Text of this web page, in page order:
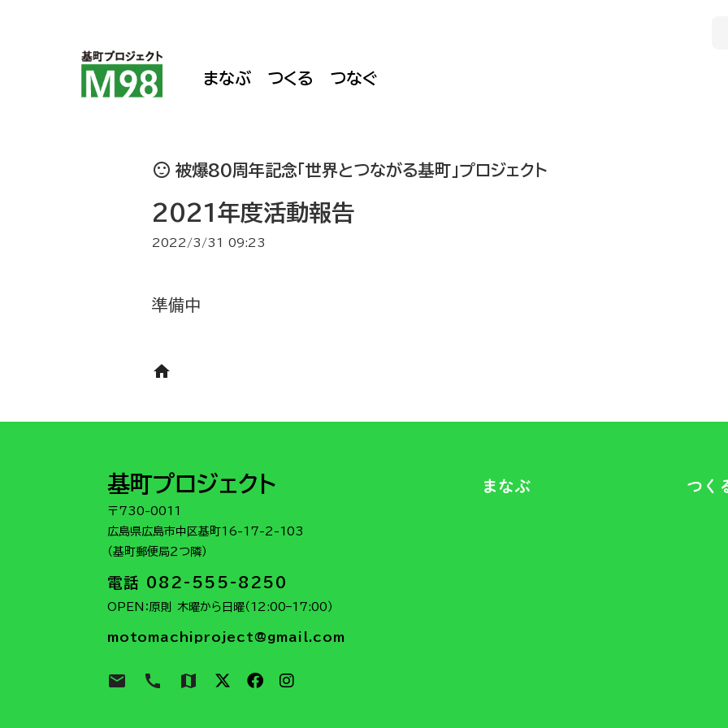
まなぶ つくる つなぐ
sentiment_satisfied 被爆80周年記念「世界とつながる基町」プロジェクト
2021年度活動報告
2022/3/31 09:23
準備中
home
基町プロジェクト
〒730-0011
広島県広島市中区基町16-17-2-103
（基町郵便局２つ隣）
電話 082-555-8250
OPEN：原則 木曜から日曜（12:00–17:00）
motomachiproject@gmail.com
email call map
まなぶ つく